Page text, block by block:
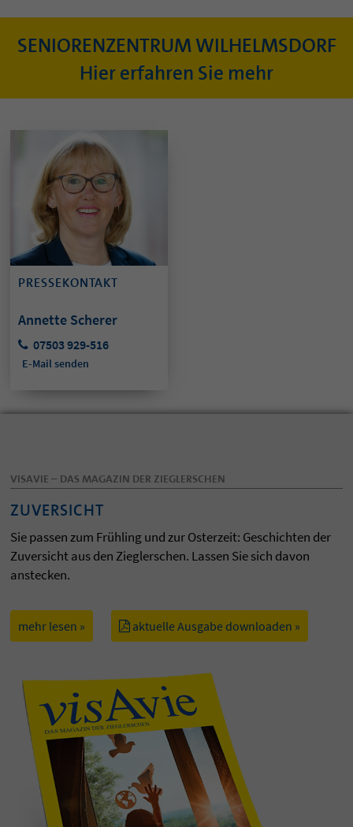
SENIORENZENTRUM WILHELMSDORF
Hier erfahren Sie mehr
PRESSEKONTAKT
Annette Scherer
07503 929-516
E-Mail senden
VISAVIE – DAS MAGAZIN DER ZIEGLERSCHEN
ZUVERSICHT
Sie passen zum Frühling und zur Osterzeit: Geschichten der
Zuversicht aus den Zieglerschen. Lassen Sie sich davon
anstecken.
mehr lesen » aktuelle Ausgabe downloaden »